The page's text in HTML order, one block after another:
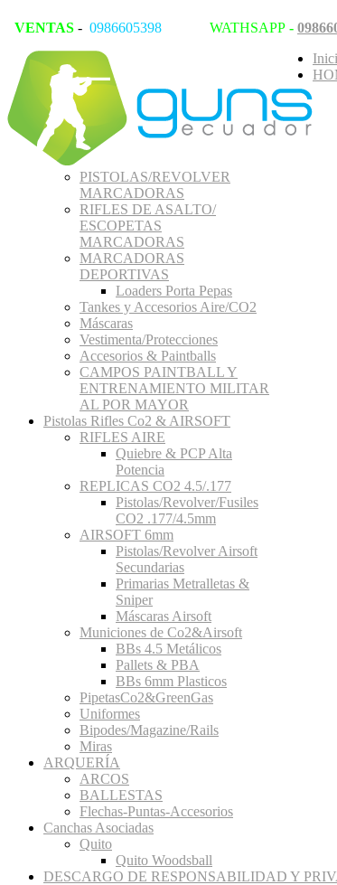
VENTAS - 0986605398 WATHSAPP -
PISTOLAS/REVOLVER
MARCADORAS
RIFLES DE ASALTO/
ESCOPETAS
MARCADORAS
MARCADORAS
DEPORTIVAS
Loaders Porta Pepas
Tankes y Accesorios Aire/CO2
Máscaras
Vestimenta/Protecciones
Accesorios & Paintballs
CAMPOS PAINTBALL Y
ENTRENAMIENTO MILITAR
AL POR MAYOR
Pistolas Rifles Co2 & AIRSOFT
RIFLES AIRE
Quiebre & PCP Alta
Potencia
REPLICAS CO2 4.5/.177
Pistolas/Revolver/Fusiles
CO2 .177/4.5mm
AIRSOFT 6mm
Pistolas/Revolver Airsoft
Secundarias
Primarias Metralletas &
Sniper
Máscaras Airsoft
Municiones de Co2&Airsoft
BBs 4.5 Metálicos
Pallets & PBA
BBs 6mm Plasticos
PipetasCo2&GreenGas
Uniformes
Bipodes/Magazine/Rails
Miras
ARQUERÍA
ARCOS
BALLESTAS
Flechas-Puntas-Accesorios
Canchas Asociadas
Quito
Quito Woodsball
DESCARGO DE RESPONSABILIDAD Y